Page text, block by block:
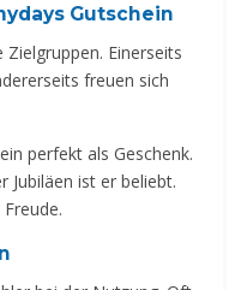
Gutschein
Einerseits
freuen sich
perfekt als Geschenk.
Jubiläen ist er beliebt.